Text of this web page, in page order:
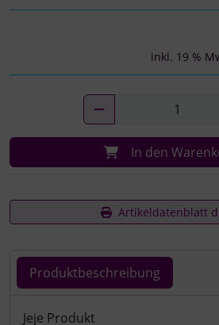
inkl. 19 %
In den
Artikeldatenblatt
Produktbeschreibung
Produktbeschreibung
Jeje Produkt